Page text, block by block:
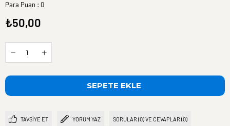
Para Puan : 0
₺50,00
TAVSIYE ET YORUM YAZ SORULAR (0) VE CEVAPLAR (0)